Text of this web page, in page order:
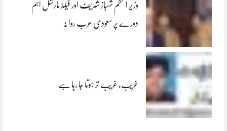
وزیر اعظم شہباز شریف اور فیلڈ مارشل اہم
دورے پر سعودی عرب روانہ
غریب، غریب تر ہوتا جا رہا ہے